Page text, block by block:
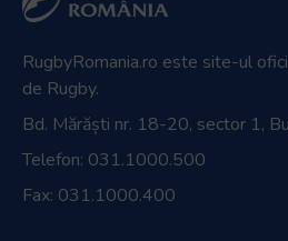
RugbyRomania.ro este site-ul
de Rugby.
Bd. Mărăști nr. 18-20, sector 1,
Telefon: 031.1000.500
Fax: 031.1000.400